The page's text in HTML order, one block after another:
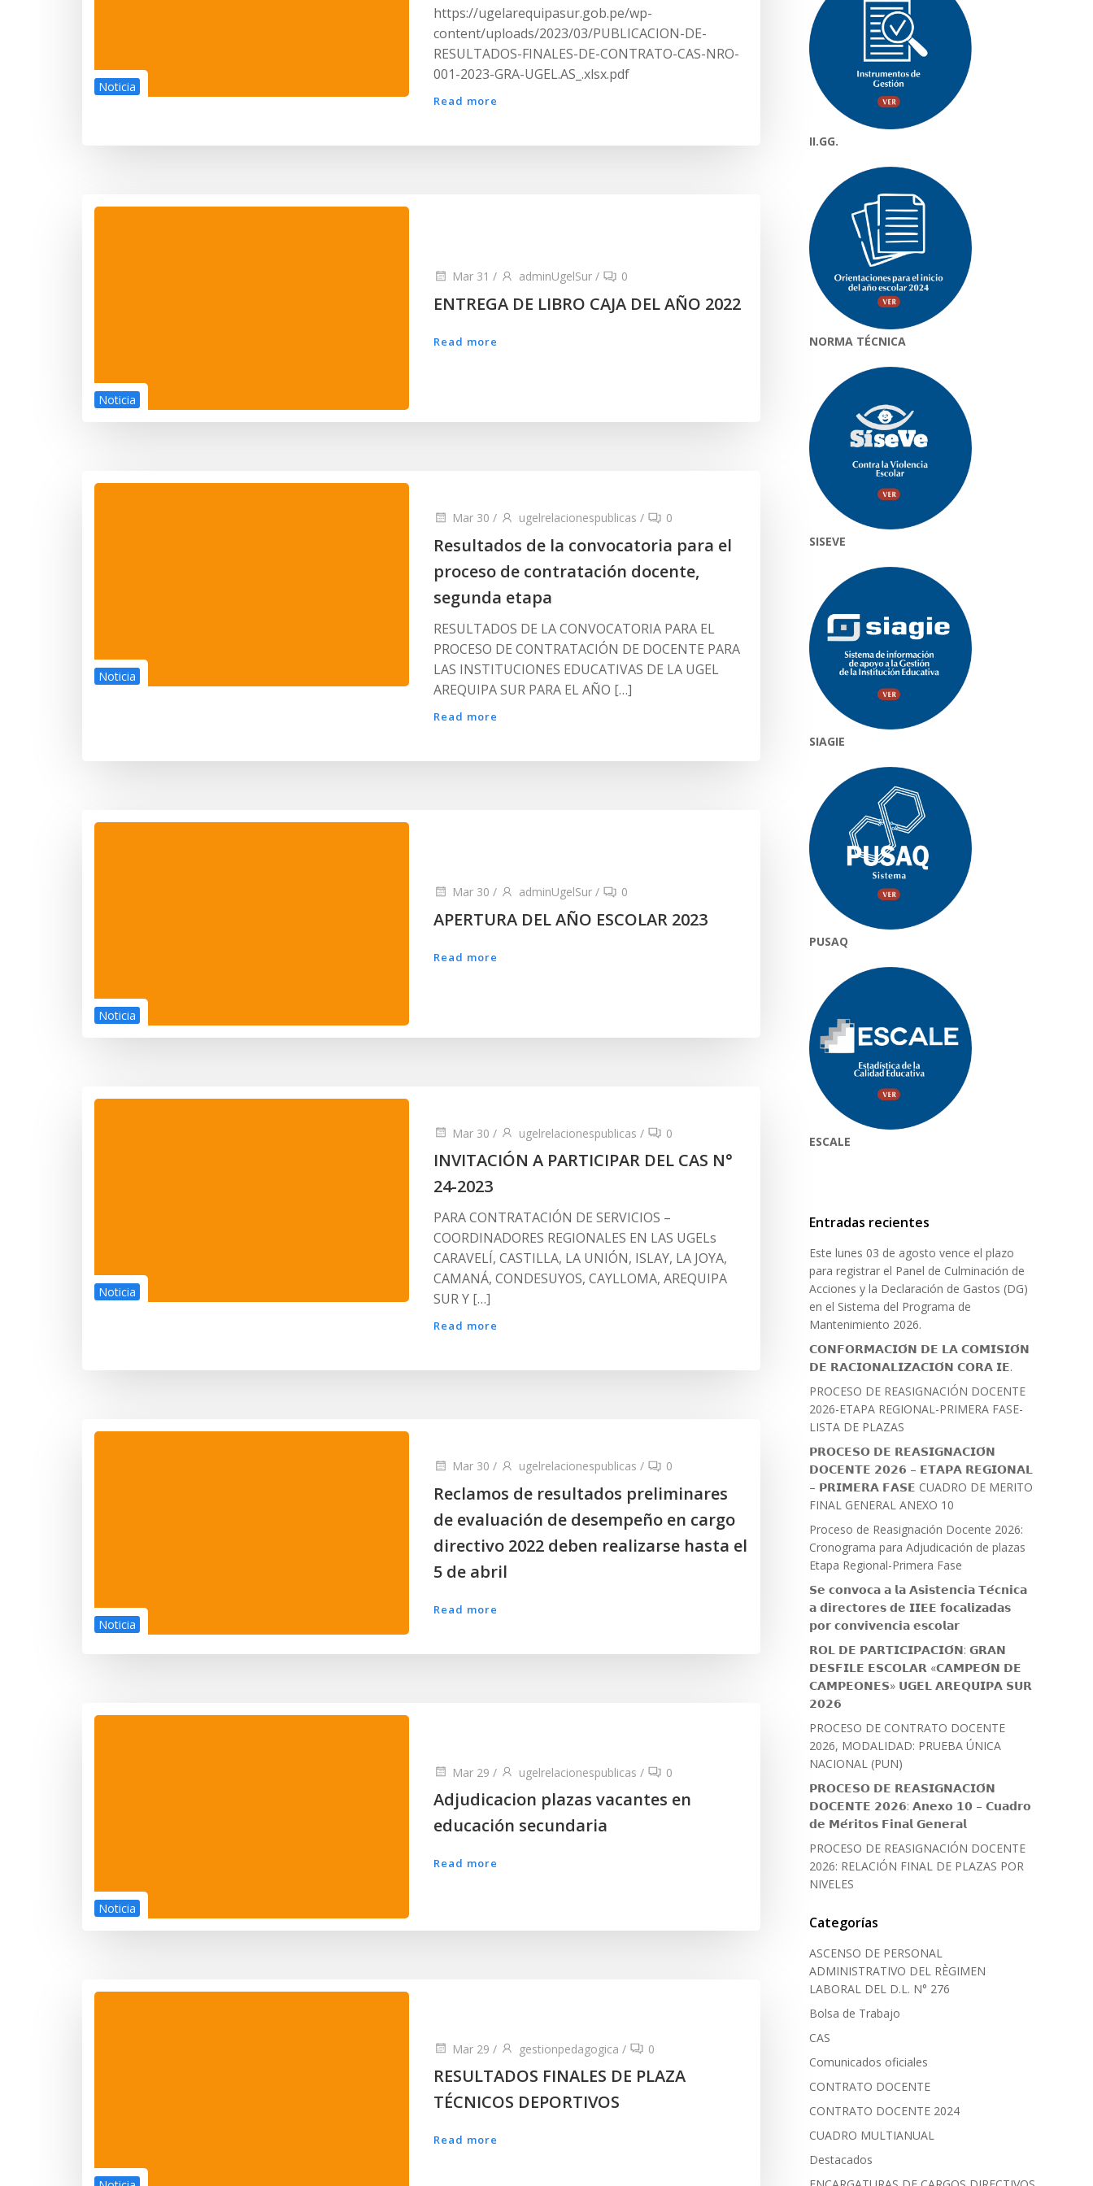
Noticia
https://ugelarequipasur.gob.pe/wp-
content/uploads/2023/03/PUBLICACION-DE-
RESULTADOS-FINALES-DE-CONTRATO-CAS-NRO-
001-2023-GRA-UGEL.AS_.xlsx.pdf
Read more
Noticia
Mar 31 / adminUgelSur / 0
ENTREGA DE LIBRO CAJA DEL AÑO 2022
Read more
Noticia
Mar 30 / ugelrelacionespublicas / 0
Resultados de la convocatoria para el
proceso de contratación docente,
segunda etapa
RESULTADOS DE LA CONVOCATORIA PARA EL
PROCESO DE CONTRATACIÓN DE DOCENTE PARA
LAS INSTITUCIONES EDUCATIVAS DE LA UGEL
AREQUIPA SUR PARA EL AÑO […]
Read more
Noticia
Mar 30 / adminUgelSur / 0
APERTURA DEL AÑO ESCOLAR 2023
Read more
Noticia
Mar 30 / ugelrelacionespublicas / 0
INVITACIÓN A PARTICIPAR DEL CAS N°
24-2023
PARA CONTRATACIÓN DE SERVICIOS –
COORDINADORES REGIONALES EN LAS UGELs
CARAVELÍ, CASTILLA, LA UNIÓN, ISLAY, LA JOYA,
CAMANÁ, CONDESUYOS, CAYLLOMA, AREQUIPA
SUR Y […]
Read more
Noticia
Mar 30 / ugelrelacionespublicas / 0
Reclamos de resultados preliminares
de evaluación de desempeño en cargo
directivo 2022 deben realizarse hasta el
5 de abril
Read more
Noticia
Mar 29 / ugelrelacionespublicas / 0
Adjudicacion plazas vacantes en
educación secundaria
Read more
Mar 29 / gestionpedagogica / 0
RESULTADOS FINALES DE PLAZA
TÉCNICOS DEPORTIVOS
Read more
II.GG.
NORMA TÉCNICA
SISEVE
SIAGIE
PUSAQ
ESCALE
Entradas recientes
Este lunes 03 de agosto vence el plazo
para registrar el Panel de Culminación de
Acciones y la Declaración de Gastos (DG)
en el Sistema del Programa de
Mantenimiento 2026.
𝗖𝗢𝗡𝗙𝗢𝗥𝗠𝗔𝗖𝗜𝗢́𝗡 𝗗𝗘 𝗟𝗔 𝗖𝗢𝗠𝗜𝗦𝗜𝗢́𝗡
𝗗𝗘 𝗥𝗔𝗖𝗜𝗢𝗡𝗔𝗟𝗜𝗭𝗔𝗖𝗜𝗢́𝗡 𝗖𝗢𝗥𝗔 𝗜𝗘.
PROCESO DE REASIGNACIÓN DOCENTE
2026-ETAPA REGIONAL-PRIMERA FASE-
LISTA DE PLAZAS
𝗣𝗥𝗢𝗖𝗘𝗦𝗢 𝗗𝗘 𝗥𝗘𝗔𝗦𝗜𝗚𝗡𝗔𝗖𝗜𝗢́𝗡
𝗗𝗢𝗖𝗘𝗡𝗧𝗘 𝟮𝟬𝟮𝟲 – 𝗘𝗧𝗔𝗣𝗔 𝗥𝗘𝗚𝗜𝗢𝗡𝗔𝗟
– 𝗣𝗥𝗜𝗠𝗘𝗥𝗔 𝗙𝗔𝗦𝗘 CUADRO DE MERITO
FINAL GENERAL ANEXO 10
Proceso de Reasignación Docente 2026:
Cronograma para Adjudicación de plazas
Etapa Regional-Primera Fase
𝗦𝗲 𝗰𝗼𝗻𝘃𝗼𝗰𝗮 𝗮 𝗹𝗮 𝗔𝘀𝗶𝘀𝘁𝗲𝗻𝗰𝗶𝗮 𝗧𝗲́𝗰𝗻𝗶𝗰𝗮
𝗮 𝗱𝗶𝗿𝗲𝗰𝘁𝗼𝗿𝗲𝘀 𝗱𝗲 𝗜𝗜𝗘𝗘 𝗳𝗼𝗰𝗮𝗹𝗶𝘇𝗮𝗱𝗮𝘀
𝗽𝗼𝗿 𝗰𝗼𝗻𝘃𝗶𝘃𝗲𝗻𝗰𝗶𝗮 𝗲𝘀𝗰𝗼𝗹𝗮𝗿
𝗥𝗢𝗟 𝗗𝗘 𝗣𝗔𝗥𝗧𝗜𝗖𝗜𝗣𝗔𝗖𝗜𝗢́𝗡: 𝗚𝗥𝗔𝗡
𝗗𝗘𝗦𝗙𝗜𝗟𝗘 𝗘𝗦𝗖𝗢𝗟𝗔𝗥 «𝗖𝗔𝗠𝗣𝗘𝗢́𝗡 𝗗𝗘
𝗖𝗔𝗠𝗣𝗘𝗢𝗡𝗘𝗦» 𝗨𝗚𝗘𝗟 𝗔𝗥𝗘𝗤𝗨𝗜𝗣𝗔 𝗦𝗨𝗥
𝟮𝟬𝟮𝟲
PROCESO DE CONTRATO DOCENTE
2026, MODALIDAD: PRUEBA ÚNICA
NACIONAL (PUN)
𝗣𝗥𝗢𝗖𝗘𝗦𝗢 𝗗𝗘 𝗥𝗘𝗔𝗦𝗜𝗚𝗡𝗔𝗖𝗜𝗢́𝗡
𝗗𝗢𝗖𝗘𝗡𝗧𝗘 𝟮𝟬𝟮𝟲: 𝗔𝗻𝗲𝘅𝗼 𝟭𝟬 – 𝗖𝘂𝗮𝗱𝗿𝗼
𝗱𝗲 𝗠𝗲́𝗿𝗶𝘁𝗼𝘀 𝗙𝗶𝗻𝗮𝗹 𝗚𝗲𝗻𝗲𝗿𝗮𝗹
PROCESO DE REASIGNACIÓN DOCENTE
2026: RELACIÓN FINAL DE PLAZAS POR
NIVELES
Categorías
ASCENSO DE PERSONAL
ADMINISTRATIVO DEL RÈGIMEN
LABORAL DEL D.L. N° 276
Bolsa de Trabajo
CAS
Comunicados oficiales
CONTRATO DOCENTE
CONTRATO DOCENTE 2024
CUADRO MULTIANUAL
Destacados